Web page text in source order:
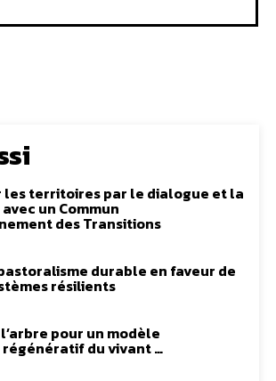
les territoires par le dialogue et la
un Commun
des Transitions
durable en faveur de
résilients
l’arbre pour un modèle
du vivant …